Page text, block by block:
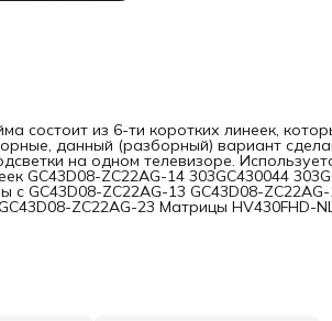
состоит из 6-ти коротких линеек,
данный (разборный) вариант
на одном телевизоре.
GC43D08-ZC22AG-14 303GC430044
GC43D08-ZC22AG-13 GC43D08-
ZC22AG-23 Матрицы HV430FHD-